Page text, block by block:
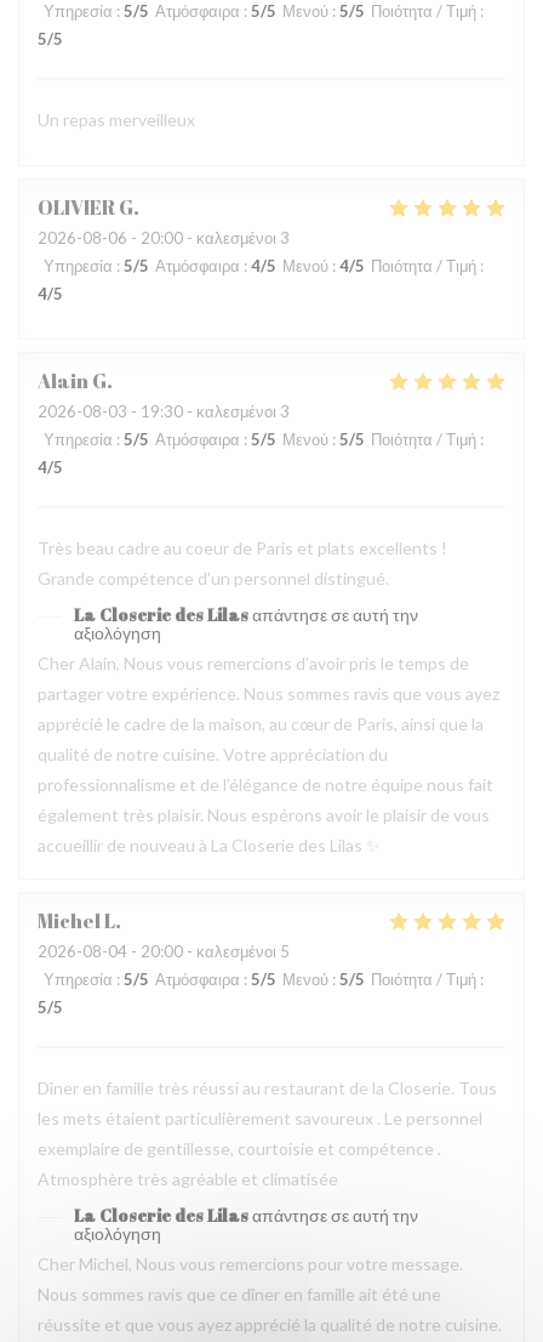
Υπηρεσία : 5/5 Ατμόσφαιρα : 5/5 Μενού : 5/5 Ποιότητα / Τιμή :
5/5
Un repas merveilleux
OLIVIERG
2026-08-06 - 20:00 - καλεσμένοι 3
Υπηρεσία : 5/5 Ατμόσφαιρα : 4/5 Μενού : 4/5 Ποιότητα / Τιμή :
4/5
AlainG
2026-08-03 - 19:30 - καλεσμένοι 3
Υπηρεσία : 5/5 Ατμόσφαιρα : 5/5 Μενού : 5/5 Ποιότητα / Τιμή :
4/5
Très beau cadre au coeur de Paris et plats excellents !
Grande compétence d'un personnel distingué.
La Closerie des Lilasαπάντησε σε αυτή την
αξιολόγηση
Cher Alain, Nous vous remercions d’avoir pris le temps de
partager votre expérience. Nous sommes ravis que vous ayez
apprécié le cadre de la maison, au cœur de Paris, ainsi que la
qualité de notre cuisine. Votre appréciation du
professionnalisme et de l’élégance de notre équipe nous fait
également très plaisir. Nous espérons avoir le plaisir de vous
accueillir de nouveau à La Closerie des Lilas ✨
MichelL
2026-08-04 - 20:00 - καλεσμένοι 5
Υπηρεσία : 5/5 Ατμόσφαιρα : 5/5 Μενού : 5/5 Ποιότητα / Τιμή :
5/5
Dîner en famille très réussi au restaurant de la Closerie. Tous
les mets étaient particulièrement savoureux . Le personnel
exemplaire de gentillesse, courtoisie et compétence .
Atmosphère très agréable et climatisée
La Closerie des Lilasαπάντησε σε αυτή την
αξιολόγηση
Cher Michel, Nous vous remercions pour votre message.
Nous sommes ravis que ce dîner en famille ait été une
réussite et que vous ayez apprécié la qualité de notre cuisine.